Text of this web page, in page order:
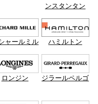
ンスタンタン
ャールミル ハミルトン
ロンジン ジラールペルゴ